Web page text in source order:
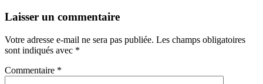
Laisser un commentaire
Votre adresse e-mail ne sera pas publiée. Les champs obligatoires
sont indiqués avec *
Commentaire *